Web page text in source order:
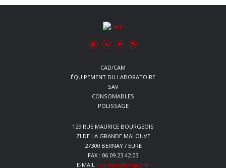
CAD/CAM
ÉQUIPEMENT DU LABORATOIRE
SAV
CONSOMABLES
POLISSAGE
129 RUE MAURICE BOURGEOIS
ZI DE LA GRANDE MALOUVE
27300 BERNAY / EURE
FAX : 06.09.23.42.03
E-MAIL : contact@rmp27.fr